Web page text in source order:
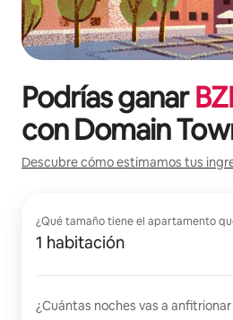
Podrías ganar
conDomain
Descubre cómo estimamos tus
¿Qué tamaño tiene el apartamento
1 habitación
¿Cuántas noches vas a